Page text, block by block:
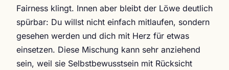
Fairness klingt. Innen aber bleibt der Löwe deutlich
spürbar: Du willst nicht einfach mitlaufen, sondern
gesehen werden und dich mit Herz für etwas
einsetzen. Diese Mischung kann sehr anziehend
sein, weil sie Selbstbewusstsein mit Rücksicht